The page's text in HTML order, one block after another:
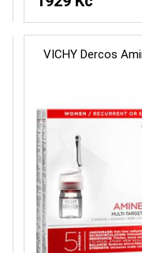
VICHY Dercos